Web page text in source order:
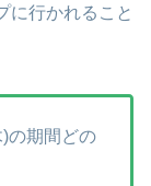
に行かれること
の期間どの